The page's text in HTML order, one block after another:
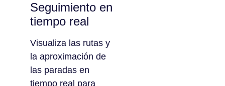
Seguimiento en
tiempo real
Visualiza las rutas y
la aproximación de
las paradas en
tiempo real para